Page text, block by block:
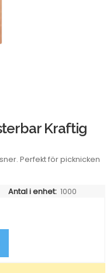
Kraftig
Perfekt för picknicken
Antal i enhet: 1000